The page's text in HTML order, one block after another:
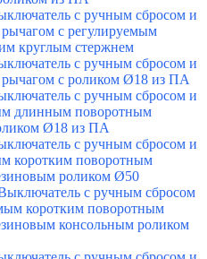
с ручным сбросом и
с регулируемым
круглым стержнем
с ручным сбросом и
с роликом Ø18 из ПА
с ручным сбросом и
длинным поворотным
Ø18 из ПА
с ручным сбросом и
коротким поворотным
роликом Ø50
с ручным сбросом
коротким поворотным
консольным роликом